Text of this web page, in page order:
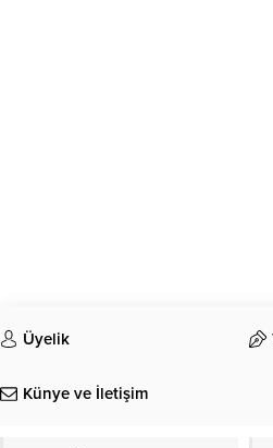
Üyelik
Künye ve İletişim